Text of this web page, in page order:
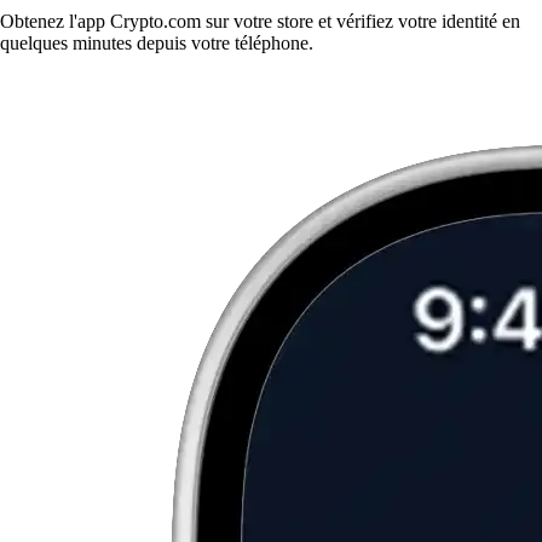
Obtenez l'app Crypto.com sur votre store et vérifiez votre identité en
quelques minutes depuis votre téléphone.